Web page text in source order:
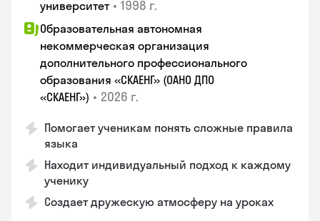
университет • 1998 г.
Образовательная автономная
некоммерческая организация
дополнительного профессионального
образования «СКАЕНГ» (ОАНО ДПО
«СКАЕНГ») • 2026 г.
Помогает ученикам понять сложные правила
языка
Находит индивидуальный подход к каждому
ученику
Создает дружескую атмосферу на уроках